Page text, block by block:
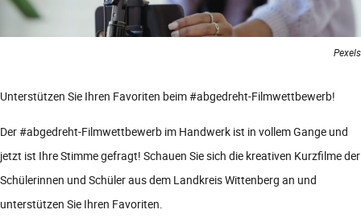
Pexels
Unterstützen Sie Ihren Favoriten beim #abgedreht-Filmwettbewerb!
Der #abgedreht-Filmwettbewerb im Handwerk ist in vollem Gange und
jetzt ist Ihre Stimme gefragt! Schauen Sie sich die kreativen Kurzfilme der
Schülerinnen und Schüler aus dem Landkreis Wittenberg an und
unterstützen Sie Ihren Favoriten.